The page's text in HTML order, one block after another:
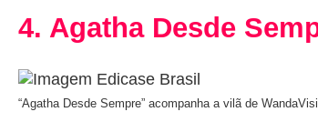
4. Agatha Desde
“Agatha Desde Sempre” acompanha a vilã de